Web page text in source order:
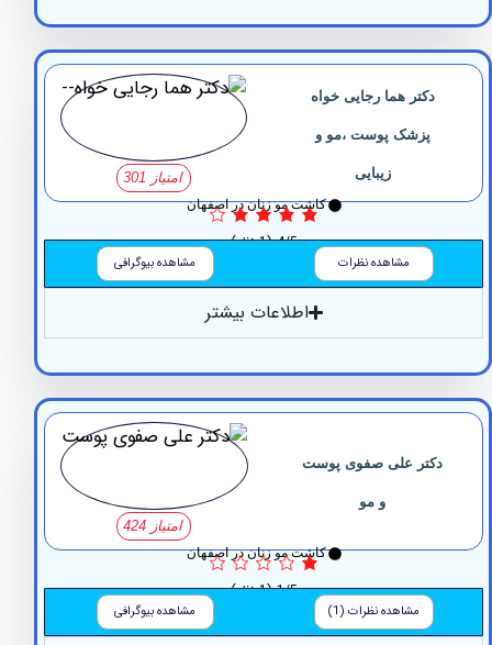
دکتر هما رجایی خواه
پزشک پوست ،مو و
کاشت مو زنان در اصفهان
4/5 (1 نظر)
مشاهده نظرات مشاهده بیوگرافی
اطلاعات بیشتر
علی صفوی پوست
کاشت مو زنان در اصفهان
1/5 (1 نظر)
مشاهده نظرات (1) مشاهده بیوگرافی